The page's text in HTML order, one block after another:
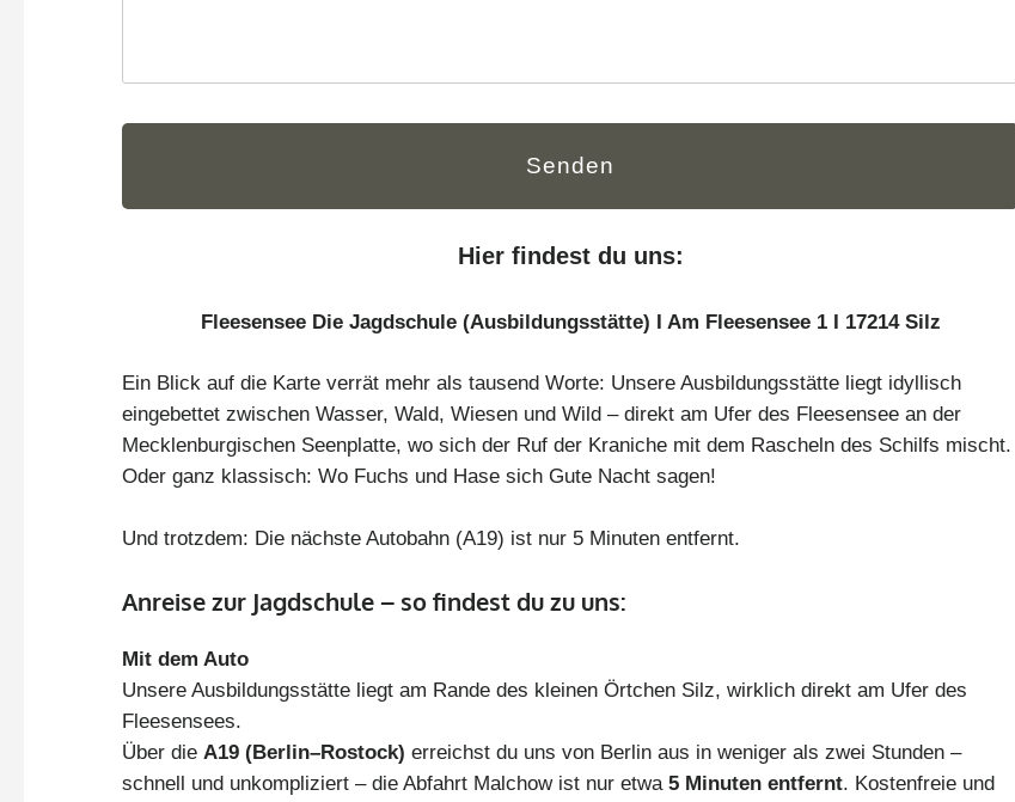
Hier findest du uns:
Fleesensee Die Jagdschule (Ausbildungsstätte) I Am Fleesensee 1 I 17214 Silz
Ein Blick auf die Karte verrät mehr als tausend Worte: Unsere Ausbildungsstätte liegt idyllisch
eingebettet zwischen Wasser, Wald, Wiesen und Wild – direkt am Ufer des Fleesensee an der
Mecklenburgischen Seenplatte, wo sich der Ruf der Kraniche mit dem Rascheln des Schilfs mischt.
Oder ganz klassisch: Wo Fuchs und Hase sich Gute Nacht sagen!
Und trotzdem: Die nächste Autobahn (A19) ist nur 5 Minuten entfernt.
Anreise zur Jagdschule – so findest du zu uns:
Mit dem Auto
Unsere Ausbildungsstätte liegt am Rande des kleinen Örtchen Silz, wirklich direkt am Ufer des
Fleesensees.
Über die A19 (Berlin–Rostock) erreichst du uns von Berlin aus in weniger als zwei Stunden –
schnell und unkompliziert – die Abfahrt Malchow ist nur etwa 5 Minuten entfernt. Kostenfreie und